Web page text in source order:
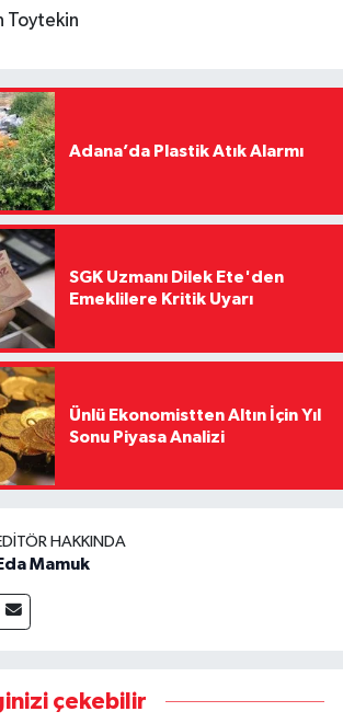
Toytekin
Adana’da Plastik Atık Alarmı
SGK Uzmanı Dilek Ete'den
Emeklilere Kritik Uyarı
Ünlü Ekonomistten Altın İçin Yıl
Sonu Piyasa Analizi
HAKKINDA
Mamuk
çekebilir